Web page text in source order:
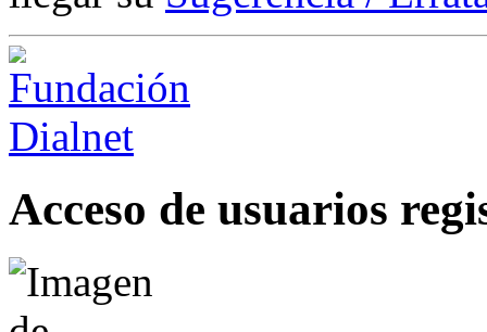
Acceso de usuarios